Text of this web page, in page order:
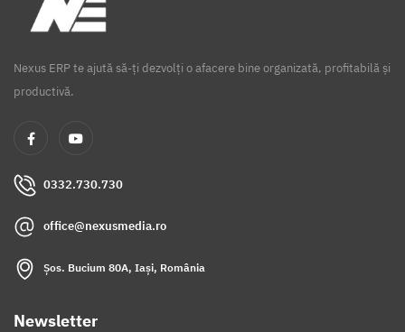
Nexus ERP te ajută să-ți dezvolți o afacere bine organizată, profitabilă și
productivă.
0332.730.730
office@nexusmedia.ro
Șos. Bucium 80A, Iași, România
Newsletter